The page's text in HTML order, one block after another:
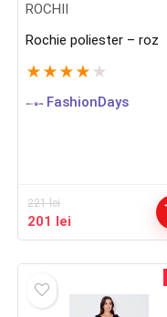
ROCHII
Rochie poliester – roz
★ ★ ★ ★ ★
FashionDays
221lei
Prețul
inițial
221 lei.
201 lei
curent